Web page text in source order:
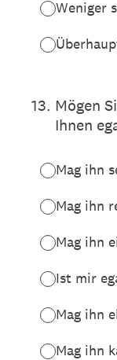
Weniger
13. Mögen
Ihnen
Mag ihn
Mag ihn
Mag ihn
Ist mir
Mag ihn
Mag ihn